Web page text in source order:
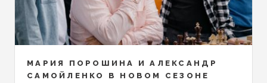
МАРИЯ ПОРОШИНА И АЛЕКСАНДР
САМОЙЛЕНКО В НОВОМ СЕЗОНЕ